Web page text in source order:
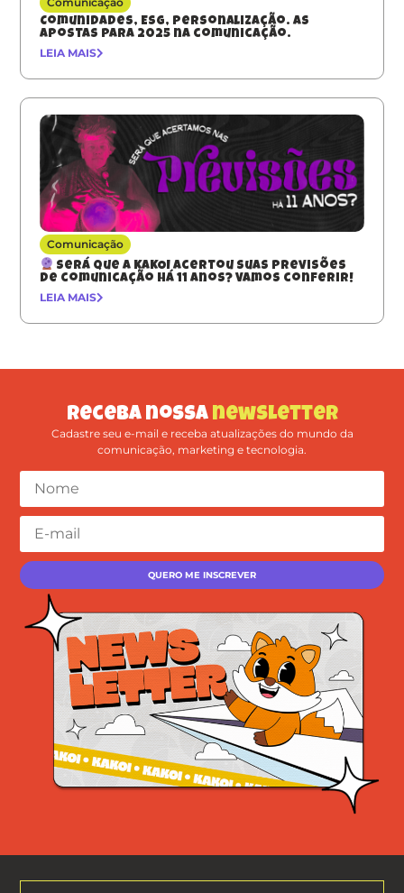
Comunidades, ESG, Personalização. As
apostas para 2025 na comunicação.
LEIA MAIS
Comunicação
Será que a KAKOI acertou suas previsões
de comunicação há 11 anos? Vamos conferir!
LEIA MAIS
Receba nossa newsletter
Cadastre seu e-mail e receba atualizações do mundo da
comunicação, marketing e tecnologia.